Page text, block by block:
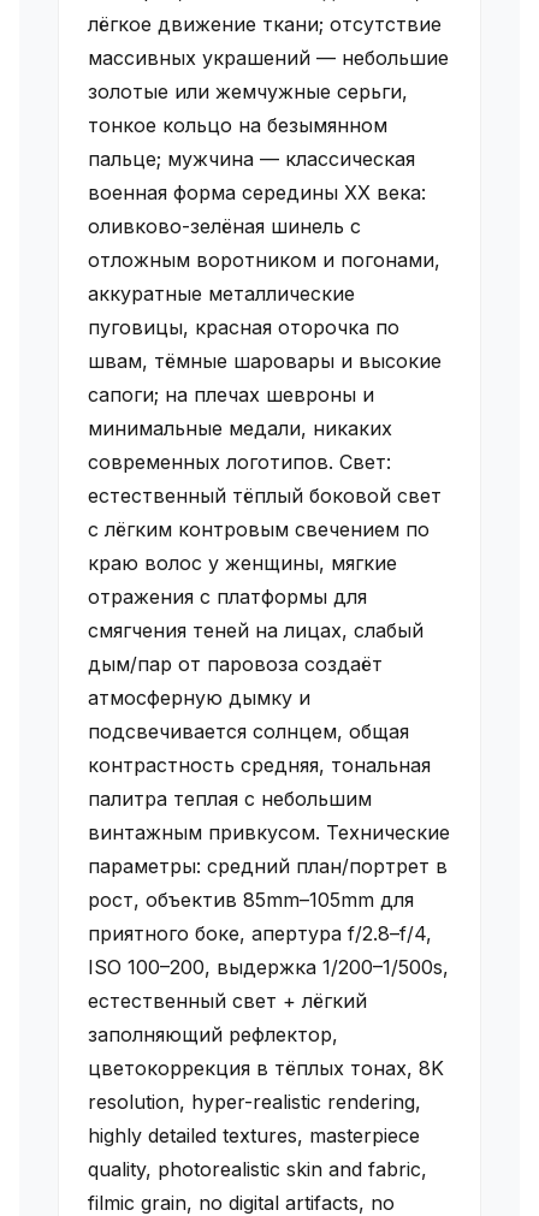
лёгкое движение ткани; отсутствие
массивных украшений — небольшие
золотые или жемчужные серьги,
тонкое кольцо на безымянном
пальце; мужчина — классическая
военная форма середины XX века:
оливково-зелёная шинель с
отложным воротником и погонами,
аккуратные металлические
пуговицы, красная оторочка по
швам, тёмные шаровары и высокие
сапоги; на плечах шевроны и
минимальные медали, никаких
современных логотипов. Свет:
естественный тёплый боковой свет
с лёгким контровым свечением по
краю волос у женщины, мягкие
отражения с платформы для
смягчения теней на лицах, слабый
дым/пар от паровоза создаёт
атмосферную дымку и
подсвечивается солнцем, общая
контрастность средняя, тональная
палитра теплая с небольшим
винтажным привкусом. Технические
параметры: средний план/портрет в
рост, объектив 85mm–105mm для
приятного боке, апертура f/2.8–f/4,
ISO 100–200, выдержка 1/200–1/500s,
естественный свет + лёгкий
заполняющий рефлектор,
цветокоррекция в тёплых тонах, 8K
resolution, hyper-realistic rendering,
highly detailed textures, masterpiece
quality, photorealistic skin and fabric,
filmic grain, no digital artifacts, no